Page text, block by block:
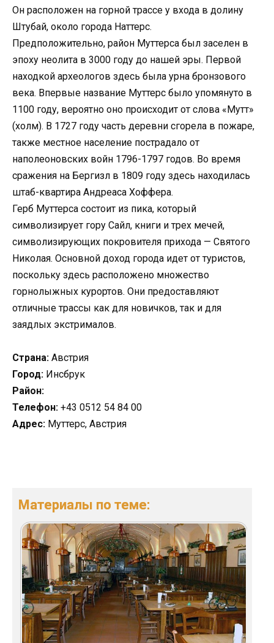
Он расположен на горной трассе у входа в долину
Штубай, около города Наттерс.
Предположительно, район Муттерса был заселен в
эпоху неолита в 3000 году до нашей эры. Первой
находкой археологов здесь была урна бронзового
века. Впервые название Муттерс было упомянуто в
1100 году, вероятно оно происходит от слова «Мутт»
(холм). В 1727 году часть деревни сгорела в пожаре,
также местное население пострадало от
наполеоновских войн 1796-1797 годов. Во время
сражения на Бергизл в 1809 году здесь находилась
штаб-квартира Андреаса Хоффера.
Герб Муттерса состоит из пика, который
символизирует гору Сайл, книги и трех мечей,
символизирующих покровителя прихода — Святого
Николая. Основной доход города идет от туристов,
поскольку здесь расположено множество
горнолыжных курортов. Они предоставляют
отличные трассы как для новичков, так и для
заядлых экстрималов.
Страна: Австрия
Город: Инсбрук
Район:
Телефон: +43 0512 54 84 00
Адрес: Муттерс, Австрия
Материалы по теме: